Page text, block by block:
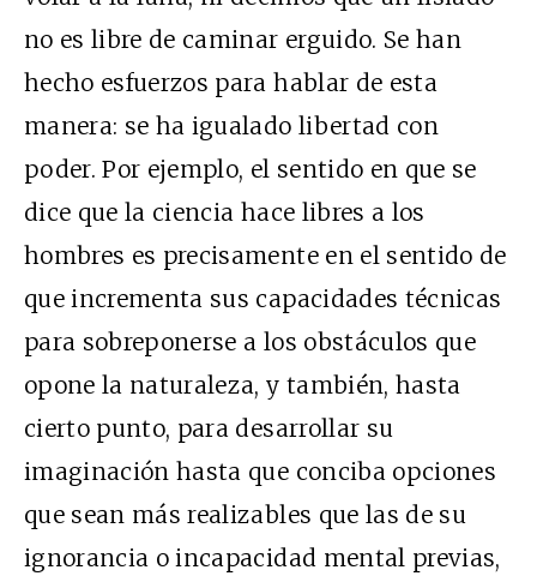
no es libre de caminar erguido. Se han
hecho esfuerzos para hablar de esta
manera: se ha igualado libertad con
poder. Por ejemplo, el sentido en que se
dice que la ciencia hace libres a los
hombres es precisamente en el sentido de
que incrementa sus capacidades técnicas
para sobreponerse a los obstáculos que
opone la naturaleza, y también, hasta
cierto punto, para desarrollar su
imaginación hasta que conciba opciones
que sean más realizables que las de su
ignorancia o incapacidad mental previas,